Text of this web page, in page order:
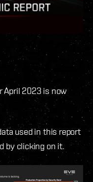
April 2023 is now
used in this report
by clicking on it.